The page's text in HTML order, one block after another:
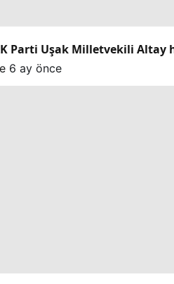
Parti Uşak Milletvekili Altay
6 ay önce